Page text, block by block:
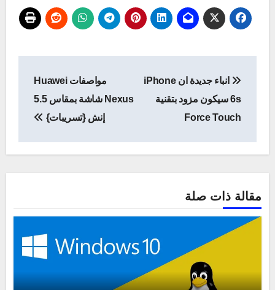
المقالات
انباء جديدة ان iPhone
6s سيكون مزود بتقنية
Force Touch
مواصفات Huawei
Nexus شاشة بمقاس 5.5
إنش {تسريبات}
مقالة ذات صلة